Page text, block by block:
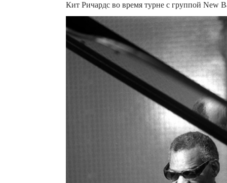
Кит Ричардс во время турне с группой New